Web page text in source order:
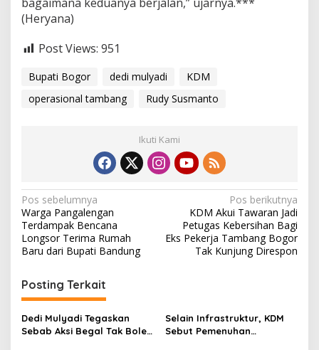
bagaimana keduanya berjalan,” ujarnya.***
(Heryana)
Post Views: 951
Bupati Bogor dedi mulyadi
KDM
operasional tambang
Rudy Susmanto
Ikuti Kami
N
a
v
g
a
s
Pos sebelumnya
Warga Pangalengan
Terdampak Bencana
Longsor Terima Rumah
Baru dari Bupati Bandung
Pos berikutnya
KDM Akui Tawaran Jadi
Petugas Kebersihan Bagi
Eks Pekerja Tambang Bogor
Tak Kunjung Direspon
Posting Terkait
Dedi Mulyadi Tegaskan
Sebab Aksi Begal Tak Boleh
Selain Infrastruktur, KDM
Sebut Pemenuhan